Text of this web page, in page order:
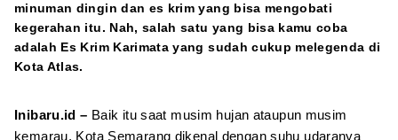
minuman dingin dan es krim yang bisa mengobati
kegerahan itu. Nah, salah satu yang bisa kamu coba
adalah Es Krim Karimata yang sudah cukup melegenda di
Kota Atlas.
Inibaru.id – Baik itu saat musim hujan ataupun musim
kemarau, Kota Semarang dikenal dengan suhu udaranya